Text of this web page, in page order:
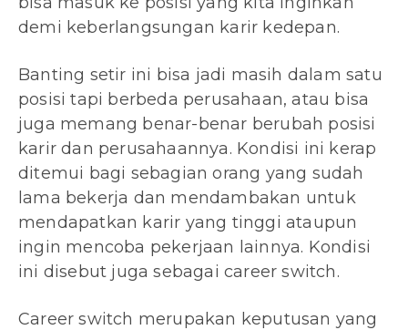
demi keberlangsungan karir kedepan.
Banting setir ini bisa jadi masih dalam satu
posisi tapi berbeda perusahaan, atau bisa
juga memang benar-benar berubah posisi
karir dan perusahaannya. Kondisi ini kerap
ditemui bagi sebagian orang yang sudah
lama bekerja dan mendambakan untuk
mendapatkan karir yang tinggi ataupun
ingin mencoba pekerjaan lainnya. Kondisi
ini disebut juga sebagai career switch.
Career switch merupakan keputusan yang